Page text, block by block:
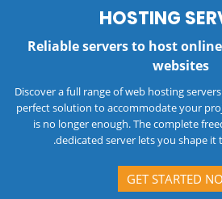
HOSTING
Reliable servers to host
websites
Discover a full range of web hosting
perfect solution to accommodate your
is no longer enough. The complete
dedicated server lets you shape it
GET STARTED